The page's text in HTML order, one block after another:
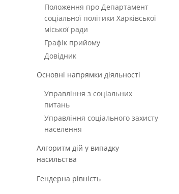
Положення про Департамент
соціальної політики Харківської
міської ради
Графік прийому
Довідник
Основні напрямки діяльності
Управління з соціальних
питань
Управління соціального захисту
населення
Алгоритм дій у випадку
насильства
Гендерна рівність